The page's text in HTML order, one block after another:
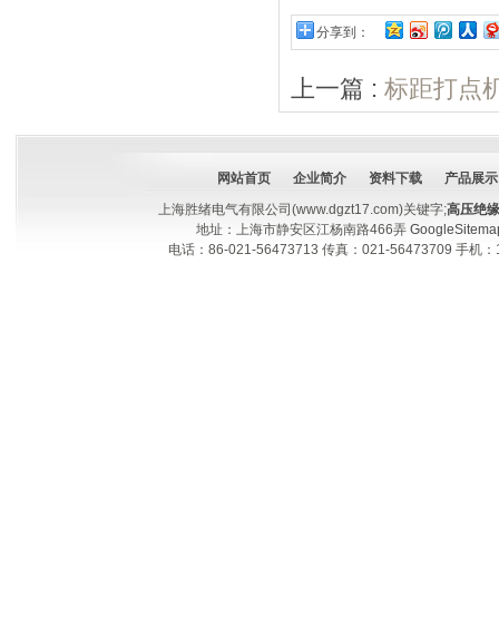
分享到：
上一篇 : 标距打点
网站首页 企业简介 资料下载
产品展示
上海胜绪电气有限公司(www.dgzt17.com)关键字;高压绝
地址：上海市静安区江杨南路466弄
电话：86-021-56473713 传真：021-56473709 手机